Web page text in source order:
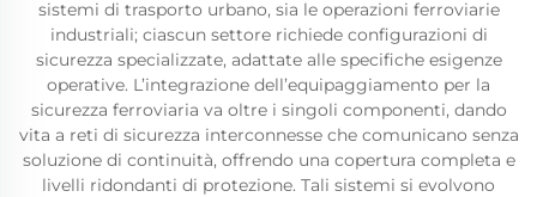
sistemi di trasporto urbano, sia le operazioni ferroviarie
industriali; ciascun settore richiede configurazioni di
sicurezza specializzate, adattate alle specifiche esigenze
operative. L’integrazione dell’equipaggiamento per la
sicurezza ferroviaria va oltre i singoli componenti, dando
vita a reti di sicurezza interconnesse che comunicano senza
soluzione di continuità, offrendo una copertura completa e
livelli ridondanti di protezione. Tali sistemi si evolvono